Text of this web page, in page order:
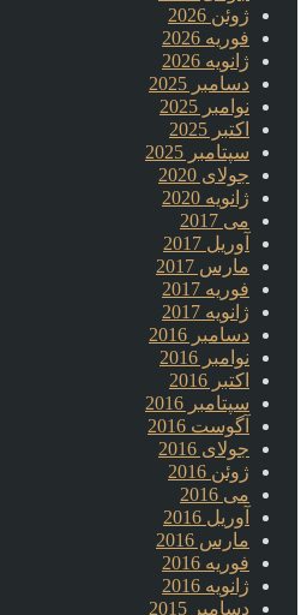
ژوئن 2026
فوریه 2026
ژانویه 2026
دسامبر 2025
نوامبر 2025
اکتبر 2025
سپتامبر 2025
جولای 2020
ژانویه 2020
می 2017
آوریل 2017
مارس 2017
فوریه 2017
ژانویه 2017
دسامبر 2016
نوامبر 2016
اکتبر 2016
سپتامبر 2016
آگوست 2016
جولای 2016
ژوئن 2016
می 2016
آوریل 2016
مارس 2016
فوریه 2016
ژانویه 2016
دسامبر 2015